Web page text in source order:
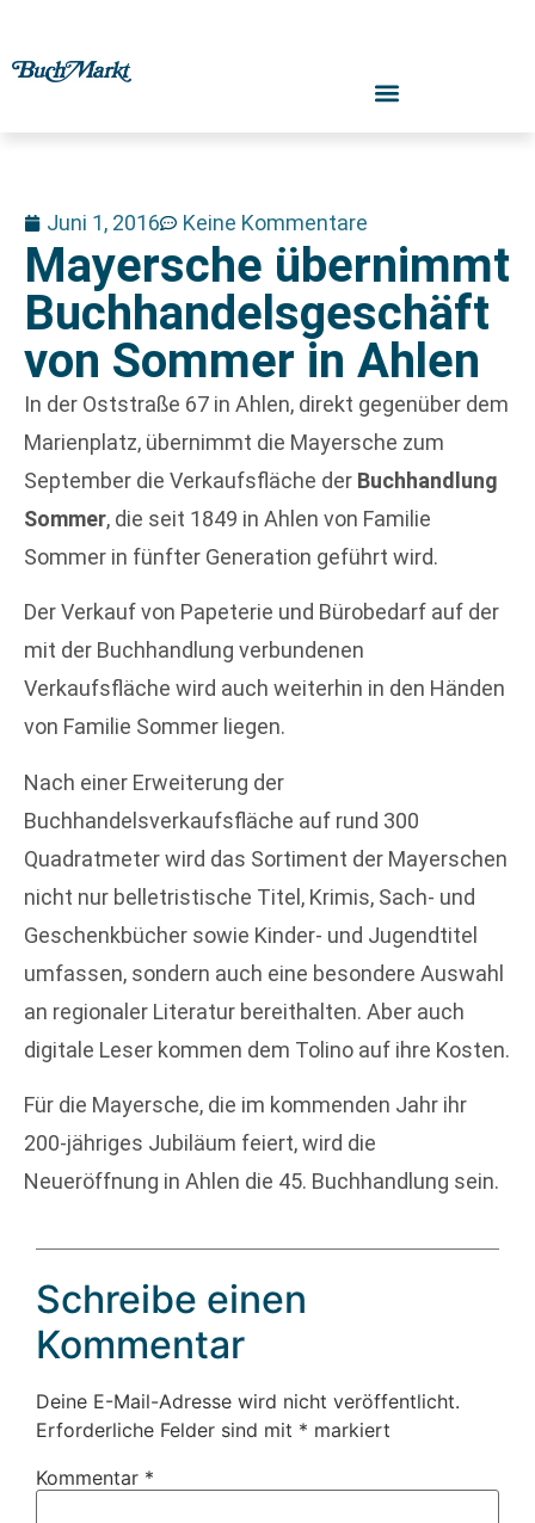
Juni 1, 2016 Keine Kommentare
Mayersche übernimmt
Buchhandelsgeschäft
von Sommer in Ahlen
In der Oststraße 67 in Ahlen, direkt gegenüber dem
Marienplatz, übernimmt die Mayersche zum
September die Verkaufsfläche der Buchhandlung
Sommer, die seit 1849 in Ahlen von Familie
Sommer in fünfter Generation geführt wird.
Der Verkauf von Papeterie und Bürobedarf auf der
mit der Buchhandlung verbundenen
Verkaufsfläche wird auch weiterhin in den Händen
von Familie Sommer liegen.
Nach einer Erweiterung der
Buchhandelsverkaufsfläche auf rund 300
Quadratmeter wird das Sortiment der Mayerschen
nicht nur belletristische Titel, Krimis, Sach- und
Geschenkbücher sowie Kinder- und Jugendtitel
umfassen, sondern auch eine besondere Auswahl
an regionaler Literatur bereithalten. Aber auch
digitale Leser kommen dem Tolino auf ihre Kosten.
Für die Mayersche, die im kommenden Jahr ihr
200-jähriges Jubiläum feiert, wird die
Neueröffnung in Ahlen die 45. Buchhandlung sein.
Schreibe einen
Kommentar
Deine E-Mail-Adresse wird nicht veröffentlicht.
Erforderliche Felder sind mit * markiert
Kommentar *